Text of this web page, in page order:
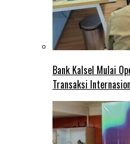
Bank Kalsel Mulai
Transaksi